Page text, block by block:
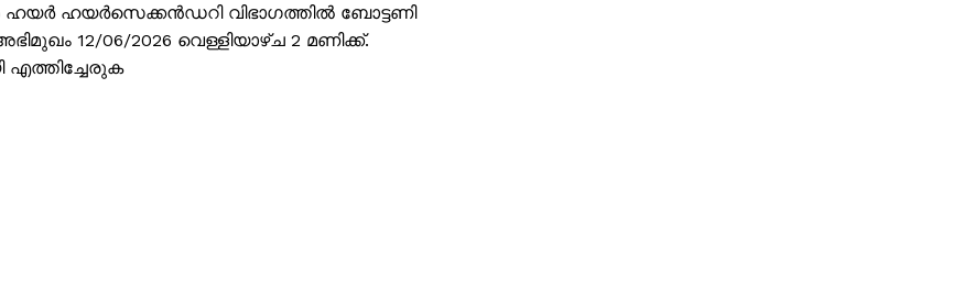
ഹയർസെക്കൻഡറി വിഭാഗത്തിൽ ബോട്ടണി
12/06/2026 വെള്ളിയാഴ്ച 2 മണിക്ക്.
എത്തിച്ചേരുക